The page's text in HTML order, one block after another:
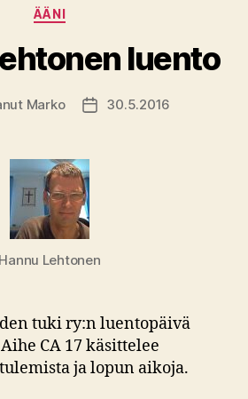
Kategoriat
ÄÄNI
luento
Marko Julkaisupäivämäärä
30.5.2016
Hannu Lehtonen
tuki ry:n luentopäivä
CA 17 käsittelee
ja lopun aikoja.